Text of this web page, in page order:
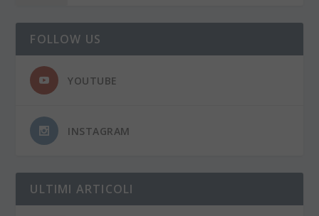
FOLLOW US
YOUTUBE
INSTAGRAM
ULTIMI ARTICOLI